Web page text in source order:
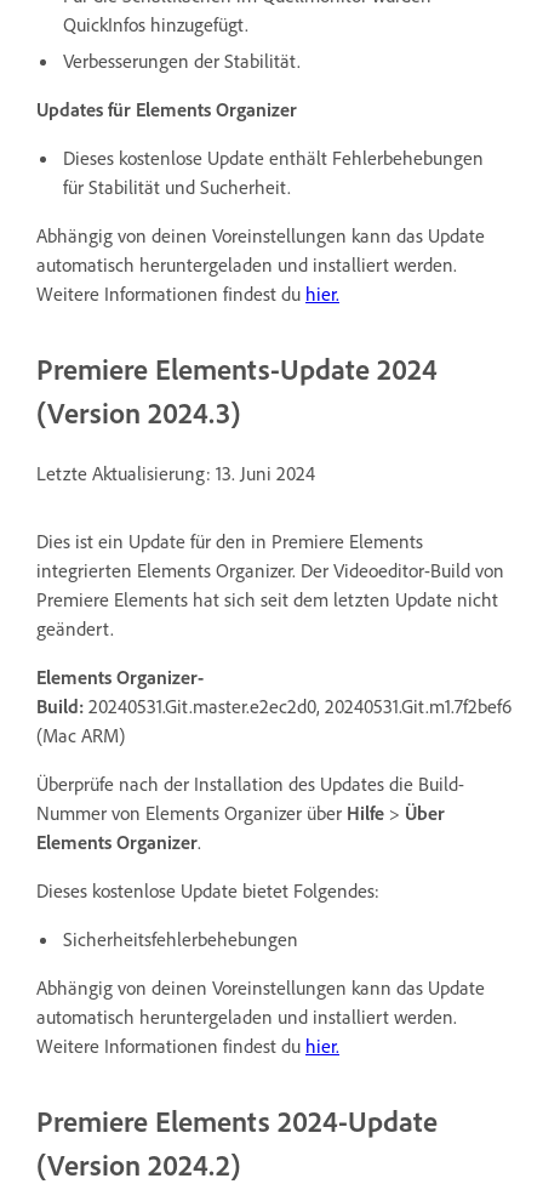
QuickInfos hinzugefügt.
Verbesserungen der Stabilität.
Updates für Elements Organizer
Dieses kostenlose Update enthält Fehlerbehebungen
für Stabilität und Sucherheit.
Abhängig von deinen Voreinstellungen kann das Update
automatisch heruntergeladen und installiert werden.
Weitere Informationen findest du hier.
Premiere Elements-Update 2024
(Version 2024.3)
Letzte Aktualisierung: 13. Juni 2024
Dies ist ein Update für den in Premiere Elements
integrierten Elements Organizer. Der Videoeditor-Build von
Premiere Elements hat sich seit dem letzten Update nicht
geändert.
Elements Organizer-
Build: 20240531.Git.master.e2ec2d0, 20240531.Git.m1.7f2bef6
(Mac ARM)
Überprüfe nach der Installation des Updates die Build-
Nummer von Elements Organizer über Hilfe > Über
Elements Organizer.
Dieses kostenlose Update bietet Folgendes:
Sicherheitsfehlerbehebungen
Abhängig von deinen Voreinstellungen kann das Update
automatisch heruntergeladen und installiert werden.
Weitere Informationen findest du hier.
Premiere Elements 2024-Update
(Version 2024.2)